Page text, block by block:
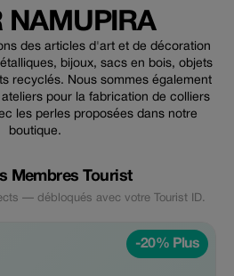
NAMUPIRA
des articles d'art et de décoration
bijoux, sacs en bois, objets
recyclés. Nous sommes également
pour la fabrication de colliers
les perles proposées dans notre
boutique.
Membres Tourist
— débloqués avec votre Tourist ID.
-20% Plus